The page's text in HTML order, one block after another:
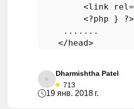
         <link rel=
<?php }
?>
     .......
Dharmishtha Patel
713
19 янв. 2018 г.